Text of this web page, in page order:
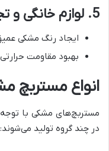
5. لوازم خانگی و تجهیزات برقی
ایجاد رنگ مشکی
بهبود مقاومت
انواع مستربچ
مستربچ‌های مشکی با توجه
در چند گروه تولید می‌شوند: